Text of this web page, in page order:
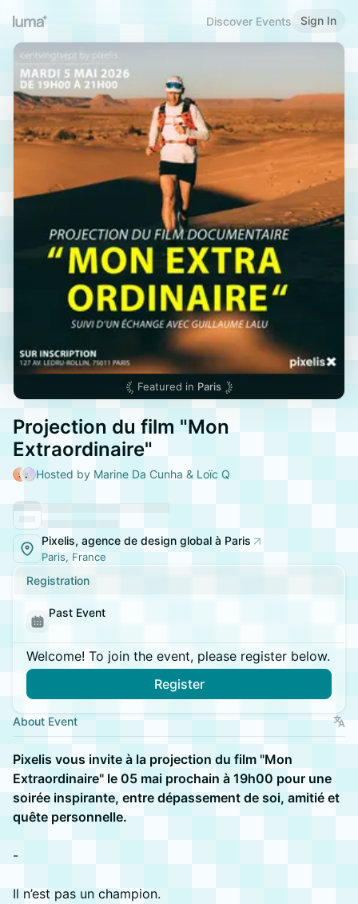
Discover Events Sign In
Featured in Paris
Projection du film "Mon
Extraordinaire"
Hosted by Marine Da Cunha & Loïc Q
Pixelis, agence de design global à Paris
Paris, France
Registration
Past Event
Welcome! To join the event, please register below.
Register
About Event
Pixelis vous invite à la projection du film "Mon
Extraordinaire" le 05 mai prochain à 19h00 pour une
soirée inspirante, entre dépassement de soi, amitié et
quête personnelle.
-
Il n’est pas un champion.